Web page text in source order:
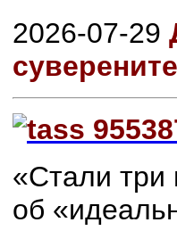
2026-07-29
«Стали три
об